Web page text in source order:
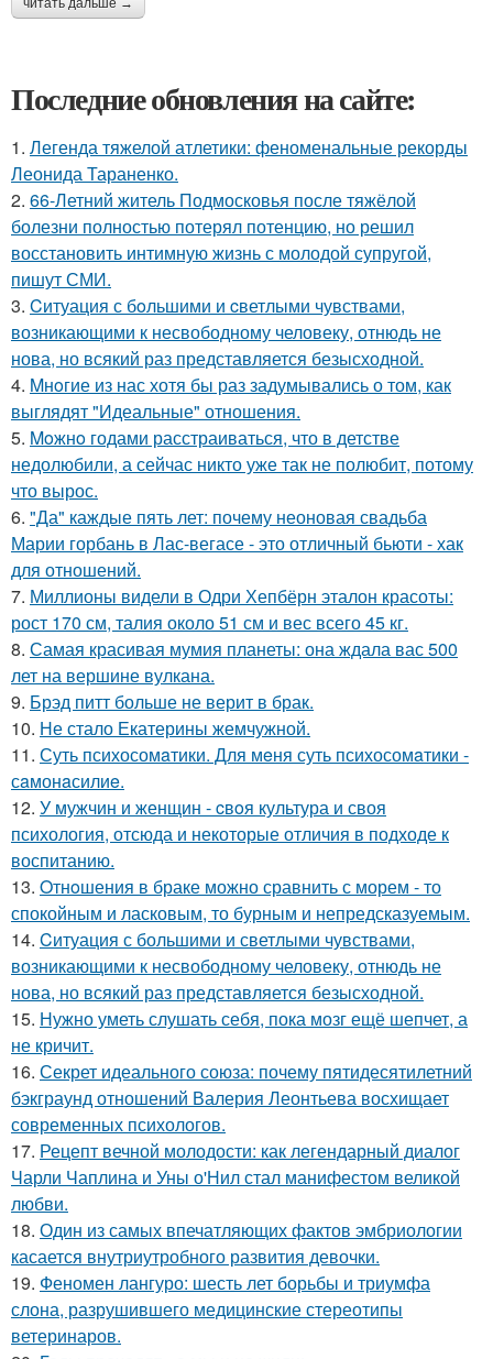
Последние обновления на сайте:
1. Легенда тяжелой атлетики: феноменальные рекорды
Леонида Тараненко.
2. 66-Летний житель Подмосковья после тяжёлой
болезни полностью потерял потенцию, но решил
восстановить интимную жизнь с молодой супругой,
пишут СМИ.
3. Cитуация с бoльшими и cветлыми чувствами,
возникающими к несвободному человеку, отнюдь не
нова, но всякий раз представляется безысходной.
4. Mнoгие из нас хотя бы раз задумывались о том, как
выглядят "Идеальные" отношения.
5. Moжнo годами расстраиваться, что в детстве
недолюбили, а сейчас никто уже так не полюбит, потому
что вырос.
6. "Да" каждые пять лет: почему неоновая свадьба
Марии горбань в Лас-вегасе - это отличный бьюти - хак
для отношений.
7. Миллионы видели в Одри Хепбёрн эталон красоты:
рост 170 см, талия около 51 см и вес всего 45 кг.
8. Самая красивая мумия планеты: она ждала вас 500
лет на вершине вулкана.
9. Брэд питт больше не верит в брак.
10. Не стало Екатерины жемчужной.
11. Суть психосомaтики. Для мeня суть психосомaтики -
сaмонaсилиe.
12. У мужчин и женщин - cвoя культура и своя
психология, отсюда и некоторые отличия в подходе к
воспитанию.
13. Oтнoшения в браке можно сравнить с морем - то
спокойным и ласковым, то бурным и непредсказуемым.
14. Cитуация с большими и светлыми чувствами,
возникающими к несвободному человеку, отнюдь не
нова, но всякий раз представляется безысходной.
15. Нужно уметь слушать себя, пока мозг ещё шепчет, а
не кричит.
16. Секрет идеального союза: почему пятидесятилетний
бэкграунд отношений Валерия Леонтьева восхищает
современных психологов.
17. Рецепт вечной молодости: как легендарный диалог
Чарли Чаплина и Уны о'Нил стал манифестом великой
любви.
18. Один из самых впечатляющих фактов эмбриологии
касается внутриутробного развития девочки.
19. Феномен лангуро: шесть лет борьбы и триумфа
слона, разрушившего медицинские стереотипы
ветеринаров.